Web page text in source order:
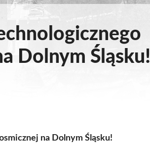
Dolnym Śląsku!
na Dolnym Śląsku!